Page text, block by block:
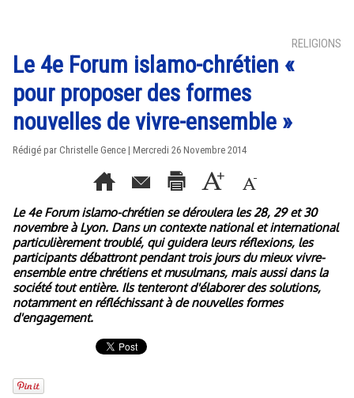
RELIGIONS
Le 4e Forum islamo-chrétien «
pour proposer des formes
nouvelles de vivre-ensemble »
Rédigé par Christelle Gence | Mercredi 26 Novembre 2014
Le 4e Forum islamo-chrétien se déroulera les 28, 29 et 30
novembre à Lyon. Dans un contexte national et international
particulièrement troublé, qui guidera leurs réflexions, les
participants débattront pendant trois jours du mieux vivre-
ensemble entre chrétiens et musulmans, mais aussi dans la
société tout entière. Ils tenteront d'élaborer des solutions,
notamment en réfléchissant à de nouvelles formes
d'engagement.